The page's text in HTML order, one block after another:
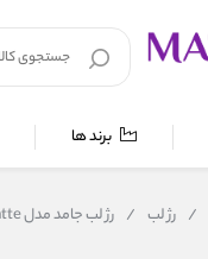
برند ها
/ رژ لب / رژ لب جامد مدل Velvet Matte شماره 10